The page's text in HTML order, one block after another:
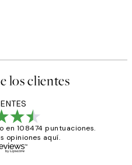
los clientes
en 108474 puntuaciones.
opiniones aquí.